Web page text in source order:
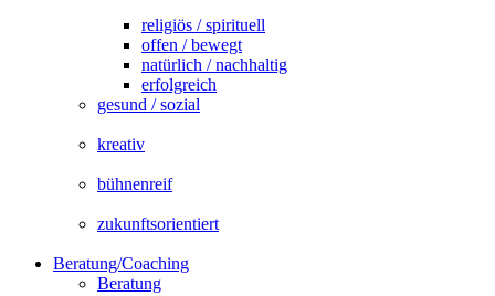
religiös / spirituell
offen / bewegt
natürlich / nachhaltig
erfolgreich
gesund / sozial
kreativ
bühnenreif
zukunftsorientiert
Beratung/Coaching
Beratung